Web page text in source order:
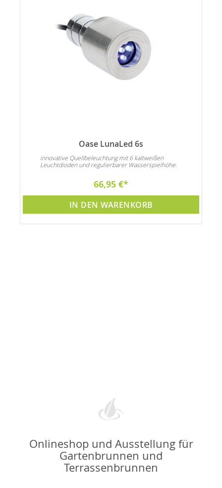
Oase LunaLed 6s
innovative Quellbeleuchtung mit 6 kaltweißen
Leuchtdioden und regulierbarer Wasserspielhöhe.
66,95 €
IN DEN WARENKORB
Onlineshop und Ausstellung für
Gartenbrunnen und
Terrassenbrunnen